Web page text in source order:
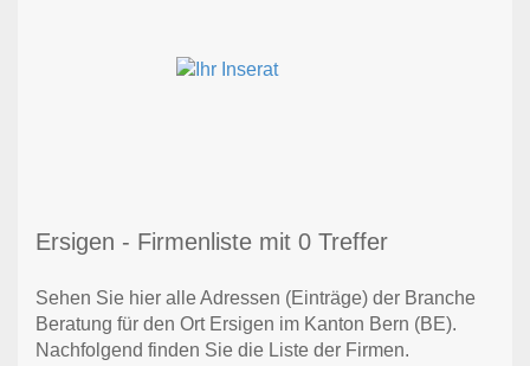
Ersigen - Firmenliste mit 0 Treffer
Sehen Sie hier alle Adressen (Einträge) der Branche
Beratung für den Ort Ersigen im Kanton Bern (BE).
Nachfolgend finden Sie die Liste der Firmen.